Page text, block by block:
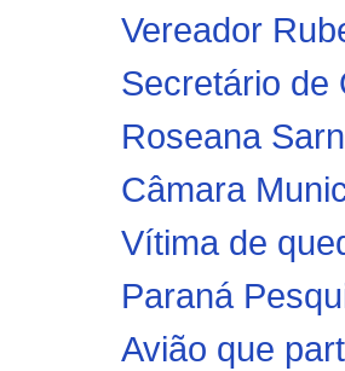
Vereador
Secretário de
Roseana
Câmara
Vítima de
Paraná
Avião que